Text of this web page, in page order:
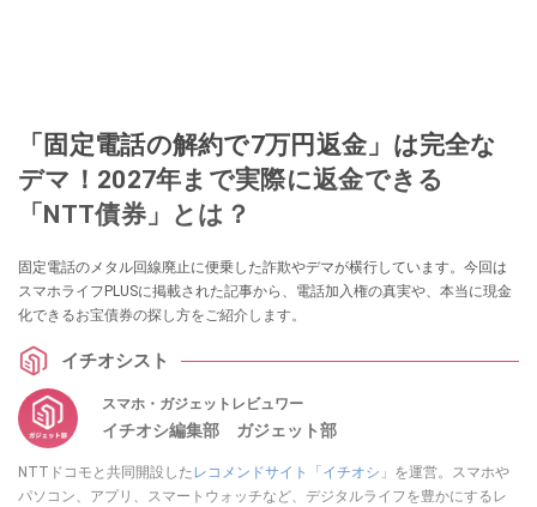
「固定電話の解約で7万円返金」は完全な
デマ！2027年まで実際に返金できる
「NTT債券」とは？
固定電話のメタル回線廃止に便乗した詐欺やデマが横行しています。今回は
スマホライフPLUSに掲載された記事から、電話加入権の真実や、本当に現金
化できるお宝債券の探し方をご紹介します。
イチオシスト
スマホ・ガジェットレビュワー
イチオシ編集部 ガジェット部
NTTドコモと共同開設した レコメンドサイト「イチオシ」 を運営。スマホや
パソコン、アプリ、スマートウォッチなど、デジタルライフを豊かにするレ